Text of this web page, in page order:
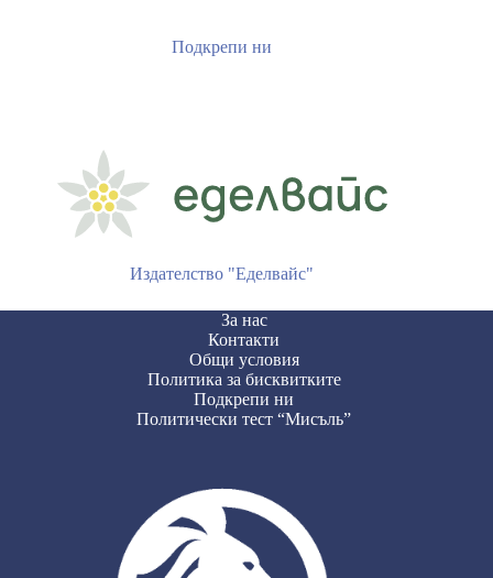
Подкрепи ни
Издателство "Еделвайс"
За нас
Контакти
Общи условия
Политика за бисквитките
Подкрепи ни
Политически тест “Мисъль”